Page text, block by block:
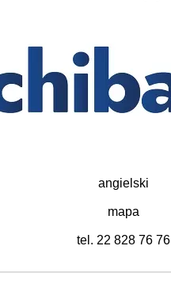
angielski
mapa
tel. 22 828 76 76